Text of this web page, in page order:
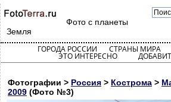
Фото с планеты
Земля
ГОРОДА РОССИИ СТРАНЫ МИРА
ЭТО ИНТЕРЕСНО
Фотографии > Россия > Кострома >
2009 (Фото №3)